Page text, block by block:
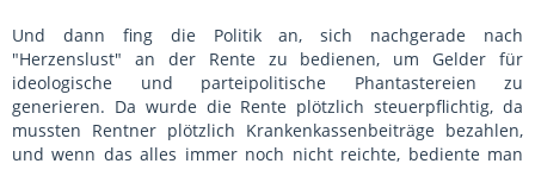
Und dann fing die Politik an, sich nachgerade nach
"Herzenslust" an der Rente zu bedienen, um Gelder für
ideologische und parteipolitische Phantastereien zu
generieren. Da wurde die Rente plötzlich steuerpflichtig, da
mussten Rentner plötzlich Krankenkassenbeiträge bezahlen,
und wenn das alles immer noch nicht reichte, bediente man